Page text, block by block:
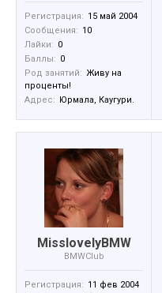
Регистрация: 15 май 2004
Сообщения: 10
Лайки: 0
Баллы: 0
Род занятий: Живу на
проценты!
Адрес: Юрмала, Каугури.
MisslovelyBMW
BMWClub
Регистрация: 11 фев 2004